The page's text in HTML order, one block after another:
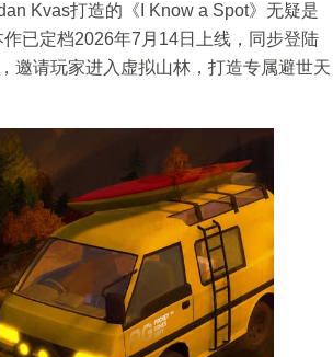
Kvas打造的《I Know a Spot》无疑是
已定档2026年7月14日上线，同步登陆
邀请玩家进入虚拟山林，打造专属避世天